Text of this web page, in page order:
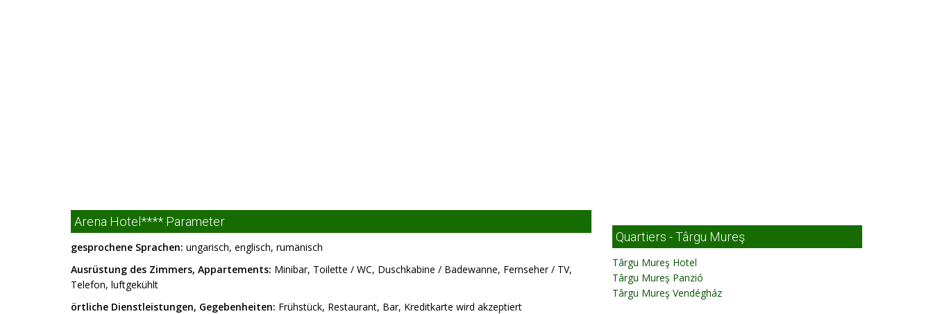
Arena Hotel**** Parameter
gesprochene Sprachen: ungarisch, englisch, rumänisch
Ausrüstung des Zimmers, Appartements: Minibar, Toilette / WC, Duschkabine / Badewanne, Fernseher / TV,
Telefon, luftgekühlt
örtliche Dienstleistungen, Gegebenheiten: Frühstück, Restaurant, Bar, Kreditkarte wird akzeptiert
Quartiers - Târgu Mureş
Târgu Mureş Hotel
Târgu Mureş Panzió
Târgu Mureş Vendégház